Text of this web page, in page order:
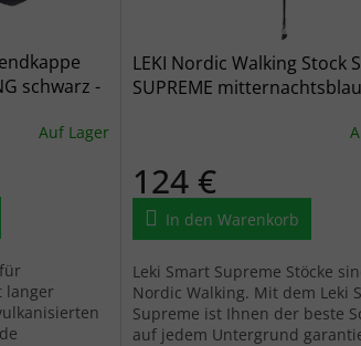
schwarz -
Auf Lager
langer
LEKI Nordic Walking Stock
SUPREME mitternachtsblau
124 €
In den Warenkorb
Leki Smart Supreme Stöcke
Nordic Walking. Mit dem Leki
Supreme ist Ihnen der beste
auf jedem Untergrund